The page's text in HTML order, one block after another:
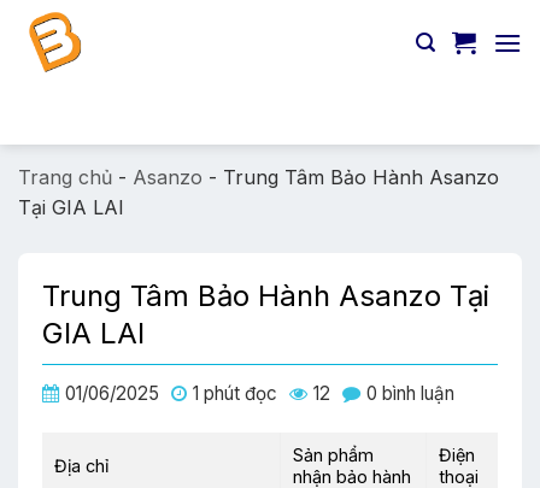
Chuyển
đến
Trang chủ - Asanzo - Trung Tâm Bảo Hành Asanzo
Tại GIA LAI
Trung Tâm Bảo Hành Asanzo Tại
GIA LAI
01/06/2025 1 phút đọc 12 0 bình luận
Địa chỉ
Sản phẩm
nhận bảo hành
Điện
thoại